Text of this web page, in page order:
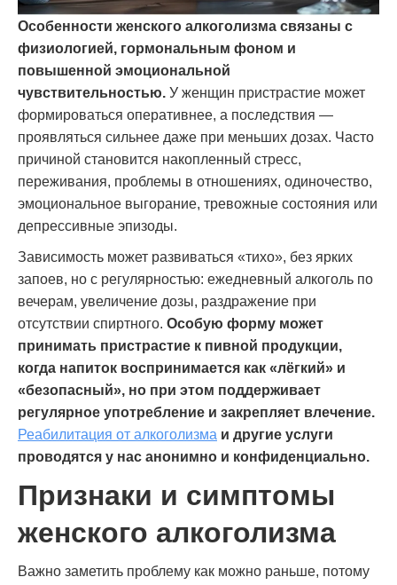
Особенности женского алкоголизма связаны с
физиологией, гормональным фоном и
повышенной эмоциональной
чувствительностью. У женщин пристрастие может
формироваться оперативнее, а последствия —
проявляться сильнее даже при меньших дозах. Часто
причиной становится накопленный стресс,
переживания, проблемы в отношениях, одиночество,
эмоциональное выгорание, тревожные состояния или
депрессивные эпизоды.
Зависимость может развиваться «тихо», без ярких
запоев, но с регулярностью: ежедневный алкоголь по
вечерам, увеличение дозы, раздражение при
отсутствии спиртного. Особую форму может
принимать пристрастие к пивной продукции,
когда напиток воспринимается как «лёгкий» и
«безопасный», но при этом поддерживает
регулярное употребление и закрепляет влечение.
Реабилитация от алкоголизма и другие услуги
проводятся у нас анонимно и конфиденциально.
Признаки и симптомы
женского алкоголизма
Важно заметить проблему как можно раньше, потому